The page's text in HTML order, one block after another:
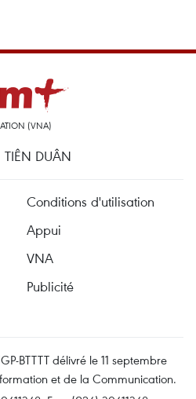
(VNA)
DUÂN
Conditions d'utilisation
Appui
VNA
Publicité
BTTTT délivré le 11 septembre
et de la Communication.